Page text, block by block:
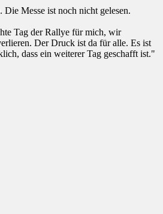
Messe ist noch nicht gelesen.
Tag der Rallye für mich, wir
Der Druck ist da für alle. Es ist
dass ein weiterer Tag geschafft ist."